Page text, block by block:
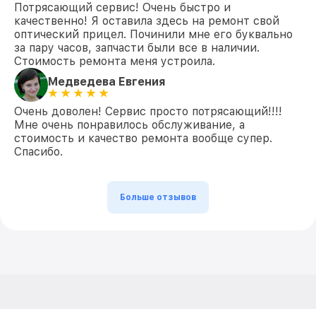
Потрясающий сервис! Очень быстро и
качественно! Я оставила здесь на ремонт свой
оптический прицел. Починили мне его буквально
за пару часов, запчасти были все в наличии.
Стоимость ремонта меня устроила.
Медведева Евгения
Очень доволен! Сервис просто потрясающий!!!!
Мне очень понравилось обслуживание, а
стоимость и качество ремонта вообще супер.
Спасибо.
Больше отзывов